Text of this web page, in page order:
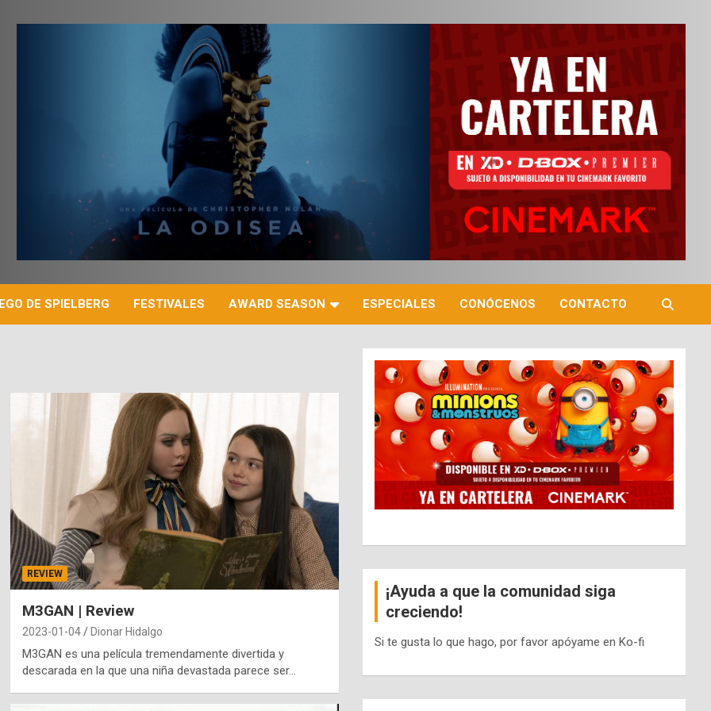
DE SPIELBERG FESTIVALES AWARD SEASON ESPECIALES CONÓCENOS CONTACTO
REVIEW
M3GAN | Review
2023-01-04 Dionar Hidalgo
M3GAN es una película tremendamente divertida y
descarada en la que una niña devastada parece ser…
¡Ayuda a que la comunidad siga
creciendo!
Si te gusta lo que hago, por favor apóyame en Ko-fi